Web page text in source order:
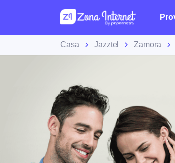
Casa Jazztel Zamora